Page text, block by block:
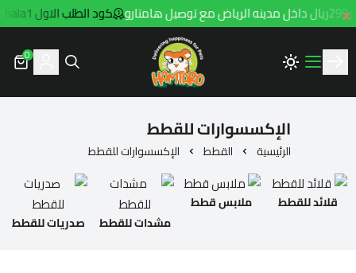
كود الطلب الاول hala1
Hamtaro
0
الإكسسوارات للقطط
الرئيسية القطط الإكسسوارات للقطط
قلائد للقطط
ملابس قطط
مشدات للقطط
صدريات للقطط